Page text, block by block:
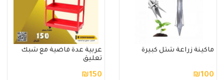
ماكينة زراعة شتل كبيرة
₪100
عربية عدة فاضية مع شبك
تعليق
₪150